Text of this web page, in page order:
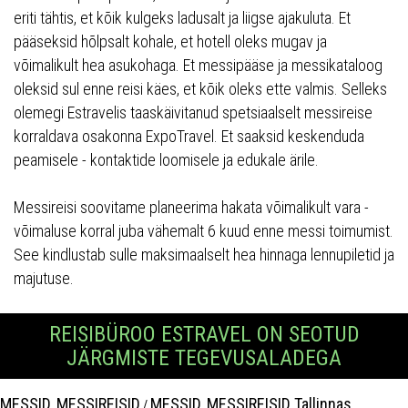
eriti tähtis, et kõik kulgeks ladusalt ja liigse ajakuluta. Et
pääseksid hõlpsalt kohale, et hotell oleks mugav ja
võimalikult hea asukohaga. Et messipääse ja messikataloog
oleksid sul enne reisi käes, et kõik oleks ette valmis. Selleks
olemegi Estravelis taaskäivitanud spetsiaalselt messireise
korraldava osakonna ExpoTravel. Et saaksid keskenduda
peamisele - kontaktide loomisele ja edukale ärile.
Messireisi soovitame planeerima hakata võimalikult vara -
võimaluse korral juba vähemalt 6 kuud enne messi toimumist.
See kindlustab sulle maksimaalselt hea hinnaga lennupiletid ja
majutuse.
REISIBÜROO ESTRAVEL ON SEOTUD
JÄRGMISTE TEGEVUSALADEGA
MESSID, MESSIREISID MESSID, MESSIREISID Tallinnas